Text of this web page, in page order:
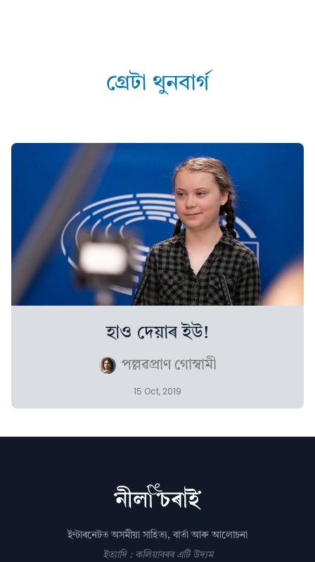
গ্ৰেটা থুনবাৰ্গ
হাও দেয়াৰ ইউ!
পল্লৱপ্ৰাণ গোস্বামী
15 Oct, 2019
ইণ্টাৰনেটত অসমীয়া সাহিত্য, বাৰ্তা আৰু আলোচনা
ইত্যাদি : কলিয়াবৰৰ এটি উদ্যম